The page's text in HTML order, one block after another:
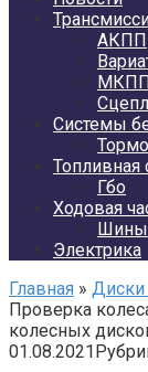
АКПП
Системы
Топливная
Гбо
Ходовая
Шины
Электрика
Главная »
Проверка
колесных
01.08.2021